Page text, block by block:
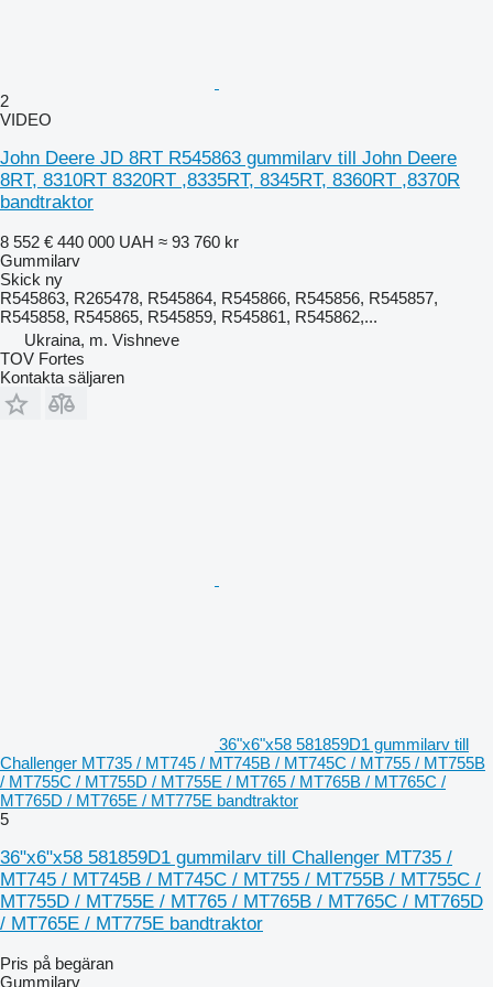
2
VIDEO
John Deere JD 8RT R545863 gummilarv till John Deere
8RT, 8310RT 8320RT ,8335RT, 8345RT, 8360RT ,8370R
bandtraktor
8 552 € 440 000 UAH ≈ 93 760 kr
Gummilarv
Skick ny
R545863, R265478, R545864, R545866, R545856, R545857,
R545858, R545865, R545859, R545861, R545862,...
Ukraina, m. Vishneve
TOV Fortes
Kontakta säljaren
36"x6"x58 581859D1 gummilarv till
Challenger MT735 / MT745 / MT745B / MT745C / MT755 / MT755B
/ MT755C / MT755D / MT755E / MT765 / MT765B / MT765C /
MT765D / MT765E / MT775E bandtraktor
5
36"x6"x58 581859D1 gummilarv till Challenger MT735 /
MT745 / MT745B / MT745C / MT755 / MT755B / MT755C /
MT755D / MT755E / MT765 / MT765B / MT765C / MT765D
/ MT765E / MT775E bandtraktor
Pris på begäran
Gummilarv